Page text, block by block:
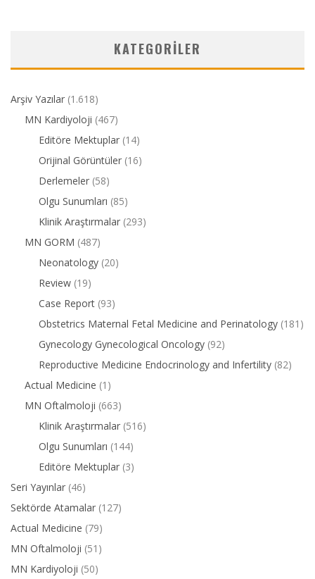
KATEGORILER
Arşiv Yazılar (1.618)
MN Kardiyoloji (467)
Editöre Mektuplar (14)
Orijinal Görüntüler (16)
Derlemeler (58)
Olgu Sunumları (85)
Klinik Araştırmalar (293)
MN GORM (487)
Neonatology (20)
Review (19)
Case Report (93)
Obstetrics Maternal Fetal Medicine and Perinatology (181)
Gynecology Gynecological Oncology (92)
Reproductive Medicine Endocrinology and Infertility (82)
Actual Medicine (1)
MN Oftalmoloji (663)
Klinik Araştırmalar (516)
Olgu Sunumları (144)
Editöre Mektuplar (3)
Seri Yayınlar (46)
Sektörde Atamalar (127)
Actual Medicine (79)
MN Oftalmoloji (51)
MN Kardiyoloji (50)